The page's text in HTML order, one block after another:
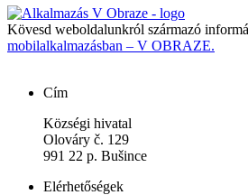
Kövesd weboldalunkról származó
mobilalkalmazásban – V OBRAZE.
Cím
Községi hivatal
Olováry č. 129
991 22 p. Bušince
Elérhetőségek